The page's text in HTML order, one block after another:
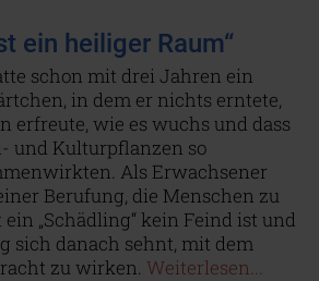
ein heiliger Raum“
schon mit drei Jahren ein
in dem er nichts erntete,
erfreute, wie es wuchs und dass
und Kulturpflanzen so
Als Erwachsener
Berufung, die Menschen zu
ein „Schädling“ kein Feind ist und
sich danach sehnt, mit dem
zu wirken. Weiterlesen...